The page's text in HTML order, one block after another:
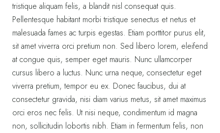
tristique aliquam felis, a blandit nisl consequat quis.
Pellentesque habitant morbi tristique senectus et netus et
malesuada fames ac turpis egestas. Etiam porttitor purus elit,
sit amet viverra orci pretium non. Sed libero lorem, eleifend
at congue quis, semper eget mauris. Nunc ullamcorper
cursus libero a luctus. Nunc urna neque, consectetur eget
viverra pretium, tempor eu ex. Donec faucibus, dui at
consectetur gravida, nisi diam varius metus, sit amet maximus
orci eros nec felis. Ut nisi neque, condimentum id magna
non, sollicitudin lobortis nibh. Etiam in fermentum felis, non